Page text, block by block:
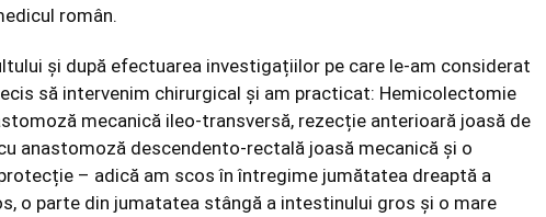
român.
și după efectuarea investigațiilor pe care le-am considerat
să intervenim chirurgical și am practicat: Hemicolectomie
mecanică ileo-transversă, rezecție anterioară joasă de
anastomoză descendento-rectală joasă mecanică și o
– adică am scos în întregime jumătatea dreaptă a
o parte din jumatatea stângă a intestinului gros și o mare